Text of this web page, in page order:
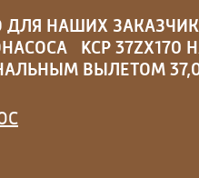
НАШИХ
KCP 37ZX170
ВЫЛЕТОМ